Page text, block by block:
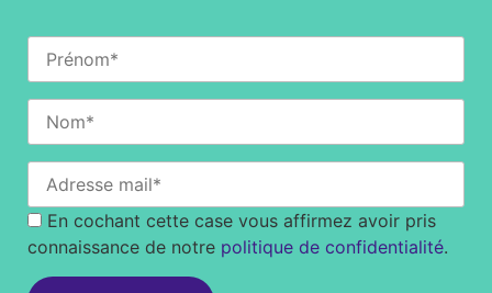
En cochant cette case vous affirmez avoir pris
connaissance de notre politique de confidentialité.